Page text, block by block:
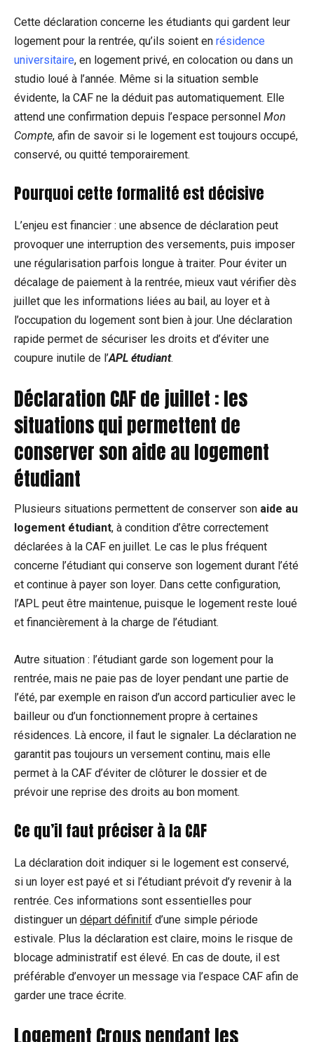
Cette déclaration concerne les étudiants qui gardent leur
logement pour la rentrée, qu’ils soient en résidence
universitaire, en logement privé, en colocation ou dans un
studio loué à l’année. Même si la situation semble
évidente, la CAF ne la déduit pas automatiquement. Elle
attend une confirmation depuis l’espace personnel Mon
Compte, afin de savoir si le logement est toujours occupé,
conservé, ou quitté temporairement.
Pourquoi cette formalité est décisive
L’enjeu est financier : une absence de déclaration peut
provoquer une interruption des versements, puis imposer
une régularisation parfois longue à traiter. Pour éviter un
décalage de paiement à la rentrée, mieux vaut vérifier dès
juillet que les informations liées au bail, au loyer et à
l’occupation du logement sont bien à jour. Une déclaration
rapide permet de sécuriser les droits et d’éviter une
coupure inutile de l’APL étudiant.
Déclaration CAF de juillet : les
situations qui permettent de
conserver son aide au logement
étudiant
Plusieurs situations permettent de conserver son aide au
logement étudiant, à condition d’être correctement
déclarées à la CAF en juillet. Le cas le plus fréquent
concerne l’étudiant qui conserve son logement durant l’été
et continue à payer son loyer. Dans cette configuration,
l’APL peut être maintenue, puisque le logement reste loué
et financièrement à la charge de l’étudiant.
Autre situation : l’étudiant garde son logement pour la
rentrée, mais ne paie pas de loyer pendant une partie de
l’été, par exemple en raison d’un accord particulier avec le
bailleur ou d’un fonctionnement propre à certaines
résidences. Là encore, il faut le signaler. La déclaration ne
garantit pas toujours un versement continu, mais elle
permet à la CAF d’éviter de clôturer le dossier et de
prévoir une reprise des droits au bon moment.
Ce qu’il faut préciser à la CAF
La déclaration doit indiquer si le logement est conservé,
si un loyer est payé et si l’étudiant prévoit d’y revenir à la
rentrée. Ces informations sont essentielles pour
distinguer un départ définitif d’une simple période
estivale. Plus la déclaration est claire, moins le risque de
blocage administratif est élevé. En cas de doute, il est
préférable d’envoyer un message via l’espace CAF afin de
garder une trace écrite.
Logement Crous pendant les